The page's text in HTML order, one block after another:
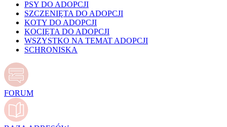
PSY DO ADOPCJI
SZCZENIĘTA DO ADOPCJI
KOTY DO ADOPCJI
KOCIĘTA DO ADOPCJI
WSZYSTKO NA TEMAT ADOPCJI
SCHRONISKA
FORUM